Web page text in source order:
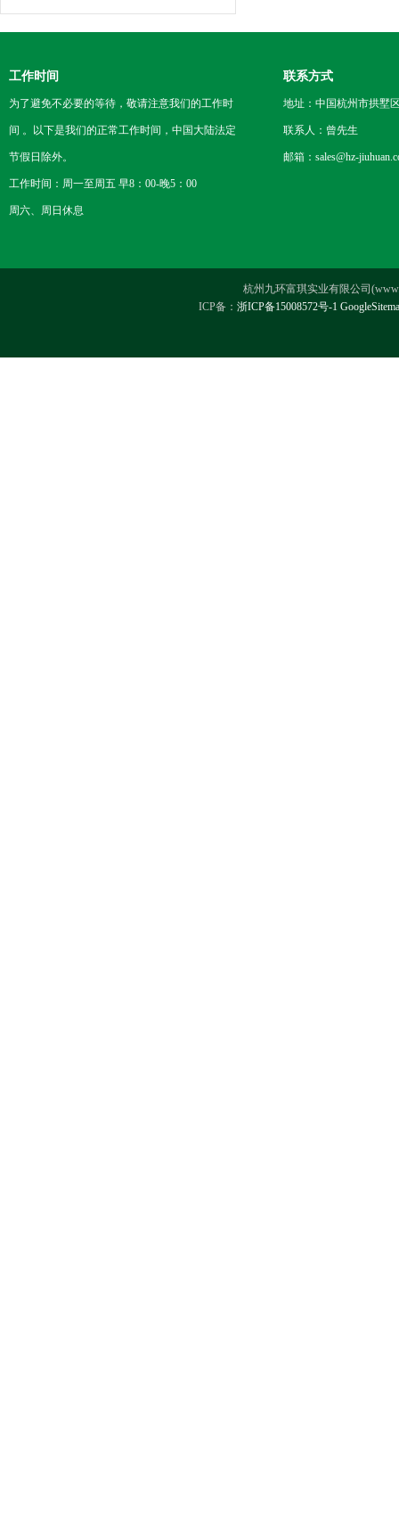
工作时间
为了避免不必要的等待，敬请注意我们的工作时
间 。以下是我们的正常工作时间，中国大陆法定
节假日除外。
工作时间：周一至周五 早8：00-晚5：00
周六、周日休息
联系方式
地址：中国杭州市拱墅
联系人：曾先生
邮箱：sales@hz-
杭州九环富琪实业有限公司
ICP备： 浙ICP备15008572号-1